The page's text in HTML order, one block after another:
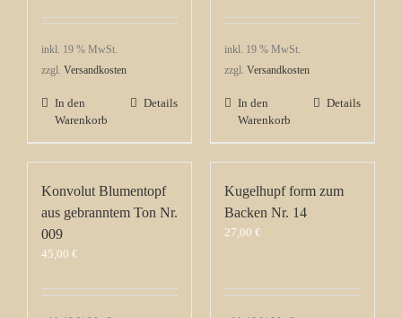
inkl. 19 % MwSt.
zzgl. Versandkosten
In den
Warenkorb
Details
inkl. 19 % MwSt.
zzgl. Versandkosten
In den
Warenkorb
Details
Konvolut Blumentopf
aus gebranntem Ton Nr.
009
45,00 €
Kugelhupf form zum
Backen Nr. 14
27,00 €